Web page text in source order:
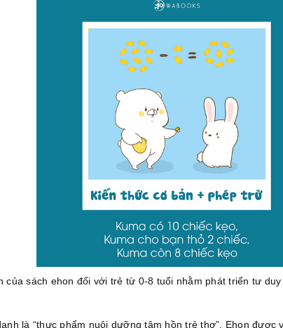
của sách ehon đối với trẻ từ 0-8 tuổi nhằm phát triển tư
là “thực phẩm nuôi dưỡng tâm hồn trẻ thơ”, Ehon